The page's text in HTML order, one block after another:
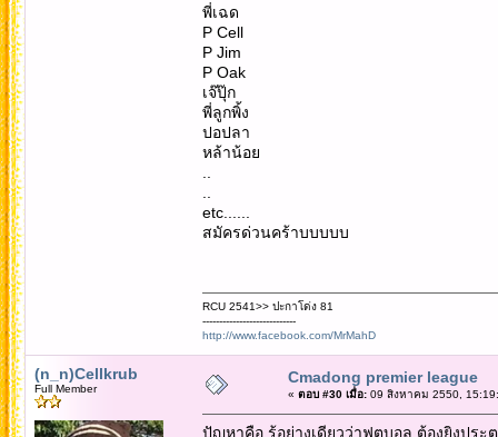
พี่เฉด
P Cell
P Jim
P Oak
เจ๊ปุ๊ก
พี่ลูกพิ้ง
ปอปลา
หล้าน้อย
etc......
สมัครด่วนคร้าบบบบบ
RCU 2541>> ปะกาโด่ง 81
----------------------------
http://www.facebook.com/MrMahD
(n_n)Cellkrub
Full Member
Cmadong premier league
« ตอบ #30 เมื่อ:09 สิงหาคม 2550,
ปัญหาคือ รู้อย่างเดียวว่าฟุตบอล ต้องยิงประ